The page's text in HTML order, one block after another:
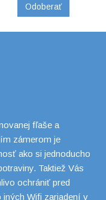
Odoberať
fľaše a
zámerom je
ako si jednoducho
Taktiež Vás
ochrániť pred
Wifi zariadení v